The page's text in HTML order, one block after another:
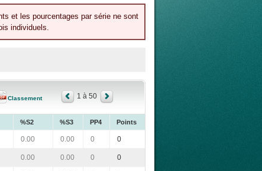
et les pourcentages par série ne sont
individuels.
Classement 1 à 50
%S2 %S3 PP4 Points
0.00 0.00 0 0
0.00 0.00 0 0